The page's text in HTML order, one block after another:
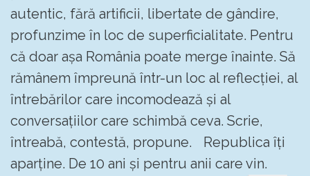
autentic, fără artificii, libertate de gândire,
profunzime în loc de superficialitate. Pentru
că doar așa România poate merge înainte. Să
rămânem împreună într-un loc al reflecției, al
întrebărilor care incomodează și al
conversațiilor care schimbă ceva. Scrie,
întreabă, contestă, propune. Republica îți
aparține. De 10 ani și pentru anii care vin.